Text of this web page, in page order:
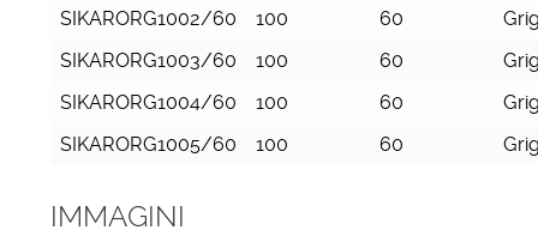
SIKARORG1002/60
100 60
SIKARORG1003/60
100 60
SIKARORG1004/60
100 60
SIKARORG1005/60
100 60
IMMAGINI